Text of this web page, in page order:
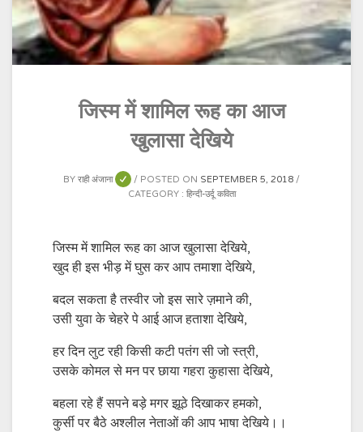
जिस्म में शामिल रूह का आज
खुलासा देखिये
BYराही अंजाना POSTED ON SEPTEMBER 5, 2018
CATEGORY : हिन्दी-उर्दू कविता
जिस्म में शामिल रूह का आज खुलासा देखिये,
खुद ही इस भीड़ में घुस कर आप तमाशा देखिये,
बदल सकता है तस्वीर जो इस सारे ज़माने की,
उसी युवा के चेहरे पे आई आज हताशा देखिये,
हर दिन लुट रही किसी कटी पतंग सी जो स्त्री,
उसके कोमल से मन पर छाया गहरा कुहासा देखिये,
बहला रहे हैं सपने बड़े मगर झूठे दिखाकर हमको,
कुर्सी पर बैठे अश्लील नेताओं की आप भाषा देखिये।।